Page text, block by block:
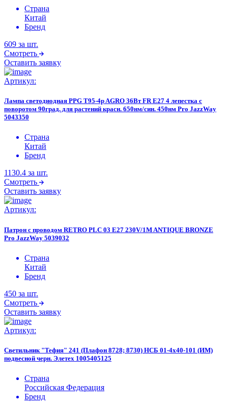
Страна
Китай
Бренд
609 за шт.
Смотреть
Оставить заявку
Артикул:
Лампа светодиодная PPG T95-4p AGRO 36Вт FR E27 4 лепестка с
поворотом 90град. для растений красн. 650нм/син. 450нм Pro JazzWay
5043350
Страна
Китай
Бренд
1130.4 за шт.
Смотреть
Оставить заявку
Артикул:
Патрон с проводом RETRO PLC 03 E27 230V/1M ANTIQUE BRONZE
Pro JazzWay 5039032
Страна
Китай
Бренд
450 за шт.
Смотреть
Оставить заявку
Артикул:
Светильник "Тефия" 241 (Плафон 8728; 8730) НСБ 01-4х40-101 (ИМ)
подвесной черн. Элетех 1005405125
Страна
Российская Федерация
Бренд